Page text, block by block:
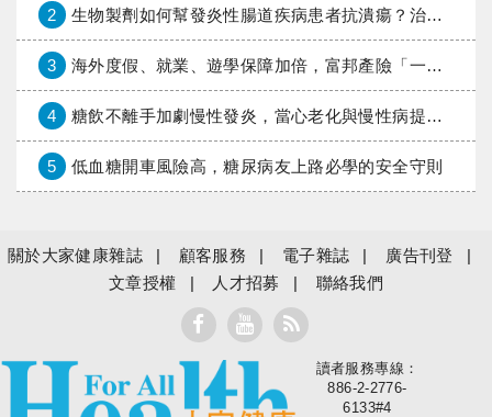
2 生物製劑如何幫發炎性腸道疾病患者抗潰瘍？治療進展與健保給付困境一次看
3 海外度假、就業、遊學保障加倍，富邦產險「一期逐夢」專案加碼遠距醫療與緊急救援
4 糖飲不離手加劇慢性發炎，當心老化與慢性病提早報到
5 低血糖開車風險高，糖尿病友上路必學的安全守則
關於大家健康雜誌 顧客服務 電子雜誌
廣告刊登
文章授權
人才招募 聯絡我們
大家健康
讀者服務專線：
886-2-2776-
6133#4